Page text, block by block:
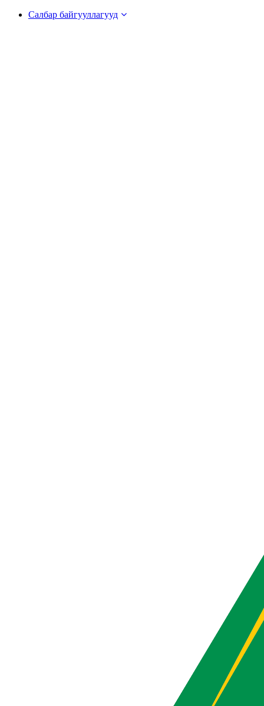
Салбар байгууллагууд